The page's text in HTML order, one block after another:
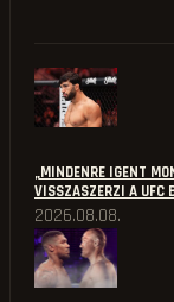
„MINDENRE IGENT
VISSZASZERZI A UFC
2026.08.08.